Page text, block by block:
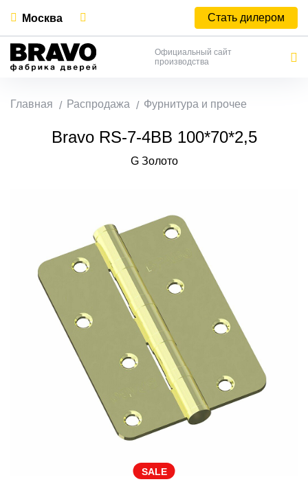
Москва Стать дилером
Официальный сайт
производства
Главная Распродажа Фурнитура и прочее
Bravo RS-7-4BB 100*70*2,5
G Золото
SALE